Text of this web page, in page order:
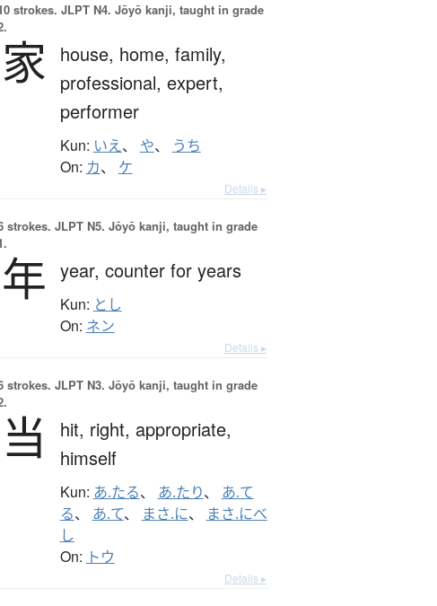
strokes. JLPT N4. Jōyō kanji, taught in grade
家 house, home, family,
professional, expert,
performer
Kun: いえ、 や、 うち
On: カ、 ケ
Details ▸
strokes. JLPT N5. Jōyō kanji, taught in grade
年 year, counter for years
Kun: とし
On: ネン
Details ▸
strokes. JLPT N3. Jōyō kanji, taught in grade
当 hit, right, appropriate,
himself
Kun: あ.たる、 あ.たり、 あ.て
る、 あ.て、 まさ.に、
まさ.にべ
し
On: トウ
Details ▸